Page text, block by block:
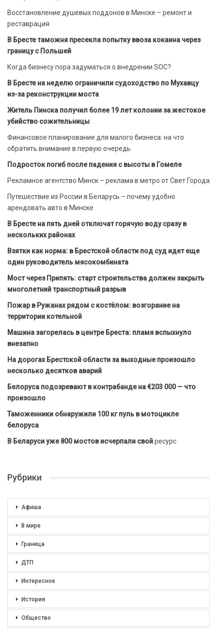
Восстановление душевых поддонов в Минске – ремонт и
реставрация
В Бресте таможня пресекла попытку ввоза кокаина через
границу с Польшей
Когда бизнесу пора задуматься о внедрении SOC?
В Бресте на неделю ограничили судоходство по Мухавцу
из-за реконструкции моста
Житель Пинска получил более 19 лет колонии за жестокое
убийство сожительницы
Финансовое планирование для малого бизнеса: на что
обратить внимание в первую очередь
Подросток погиб после падения с высоты в Гомеле
Рекламное агентство Минск – реклама в метро от Свет Города
Путешествие из России в Беларусь – почему удобно
арендовать авто в Минске
В Бресте на пять дней отключат горячую воду сразу в
нескольких районах
Взятки как норма: в Брестской области под суд идет еще
один руководитель мясокомбината
Мост через Припять: старт строительства должен закрыть
многолетний транспортный разрыв
Пожар в Ружанах рядом с костёлом: возгорание на
территории котельной
Машина загорелась в центре Бреста: пламя вспыхнуло
внезапно
На дорогах Брестской области за выходные произошло
несколько десятков аварий
Белоруса подозревают в контрабанде на €203 000 — что
произошло
Таможенники обнаружили 100 кг пуль в мотоцикле
белоруса
В Беларуси уже 800 мостов исчерпали свойресурс
Рубрики
Афиша
В мире
Граница
ДТП
Интересное
История
Общество